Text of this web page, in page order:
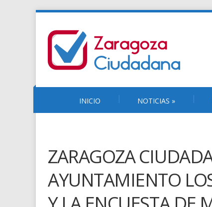
INICIO NOTICIAS »
ZARAGOZA
AYUNTAMIENTO